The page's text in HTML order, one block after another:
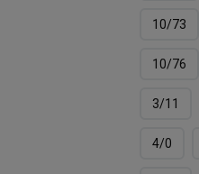
10/73
10/76
3/11
4/0